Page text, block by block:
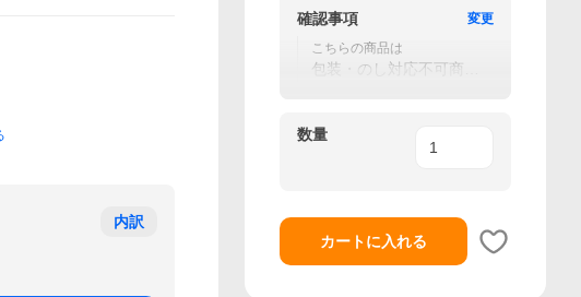
内訳
確認事項
変更
こちらの商品は
包装・のし対応不可商品
数量
カートに入れる